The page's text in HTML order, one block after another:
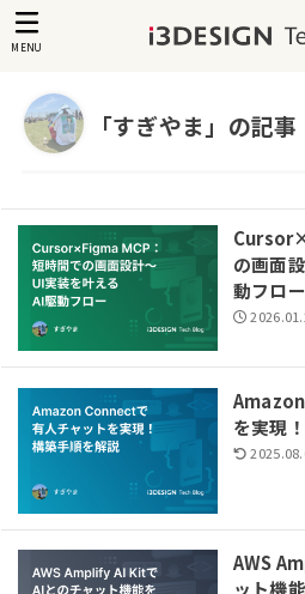
MENU
「すぎやま」の記事
の画面
動フロー
を実現
AWS
ット機